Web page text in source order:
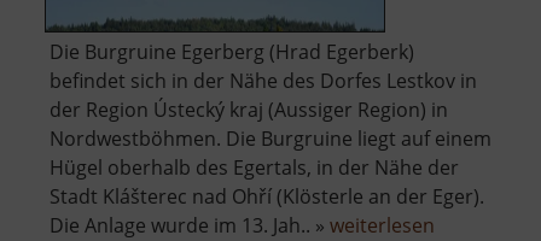
Die Burgruine Egerberg (Hrad Egerberk)
befindet sich in der Nähe des Dorfes Lestkov in
der Region Ústecký kraj (Aussiger Region) in
Nordwestböhmen. Die Burgruine liegt auf einem
Hügel oberhalb des Egertals, in der Nähe der
Stadt Klášterec nad Ohří (Klösterle an der Eger).
Die Anlage wurde im 13. Jah.. » weiterlesen